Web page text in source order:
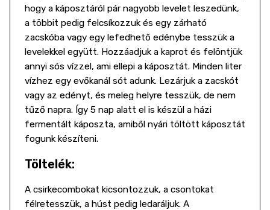
hogy a káposztáról pár nagyobb levelet leszedünk,
a többit pedig felcsíkozzuk és egy zárható
zacskóba vagy egy lefedhető edénybe tesszük a
levelekkel együtt. Hozzáadjuk a kaprot és felöntjük
annyi sós vízzel, ami ellepi a káposztát. Minden liter
vízhez egy evőkanál sót adunk. Lezárjuk a zacskót
vagy az edényt, és meleg helyre tesszük, de nem
tűző napra. Így 5 nap alatt el is készül a házi
fermentált káposzta, amiből nyári töltött káposztát
fogunk készíteni.
Töltelék:
A csirkecombokat kicsontozzuk, a csontokat
félretesszük, a húst pedig ledaráljuk. A